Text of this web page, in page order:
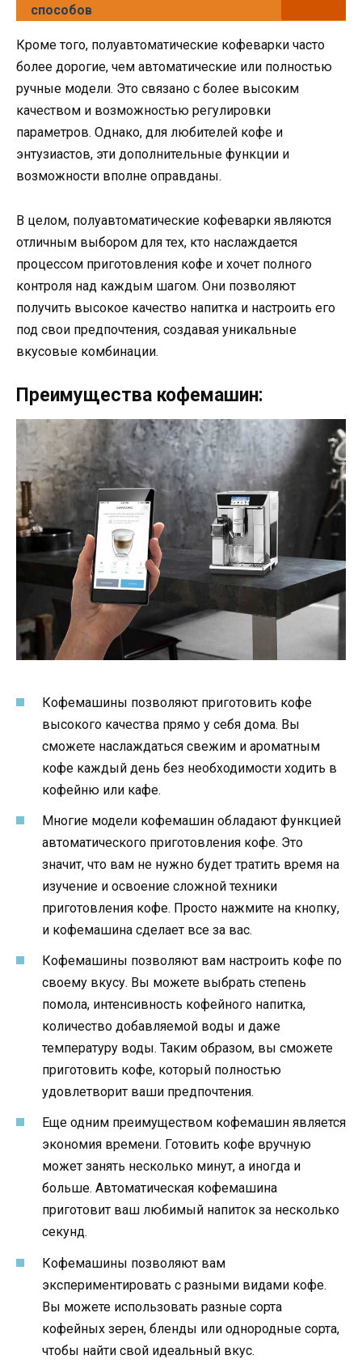
способов
Кроме того, полуавтоматические кофеварки часто
более дорогие, чем автоматические или полностью
ручные модели. Это связано с более высоким
качеством и возможностью регулировки
параметров. Однако, для любителей кофе и
энтузиастов, эти дополнительные функции и
возможности вполне оправданы.
В целом, полуавтоматические кофеварки являются
отличным выбором для тех, кто наслаждается
процессом приготовления кофе и хочет полного
контроля над каждым шагом. Они позволяют
получить высокое качество напитка и настроить его
под свои предпочтения, создавая уникальные
вкусовые комбинации.
Преимущества кофемашин:
Кофемашины позволяют приготовить кофе
высокого качества прямо у себя дома. Вы
сможете наслаждаться свежим и ароматным
кофе каждый день без необходимости ходить в
кофейню или кафе.
Многие модели кофемашин обладают функцией
автоматического приготовления кофе. Это
значит, что вам не нужно будет тратить время на
изучение и освоение сложной техники
приготовления кофе. Просто нажмите на кнопку,
и кофемашина сделает все за вас.
Кофемашины позволяют вам настроить кофе по
своему вкусу. Вы можете выбрать степень
помола, интенсивность кофейного напитка,
количество добавляемой воды и даже
температуру воды. Таким образом, вы сможете
приготовить кофе, который полностью
удовлетворит ваши предпочтения.
Еще одним преимуществом кофемашин является
экономия времени. Готовить кофе вручную
может занять несколько минут, а иногда и
больше. Автоматическая кофемашина
приготовит ваш любимый напиток за несколько
секунд.
Кофемашины позволяют вам
экспериментировать с разными видами кофе.
Вы можете использовать разные сорта
кофейных зерен, бленды или однородные сорта,
чтобы найти свой идеальный вкус.